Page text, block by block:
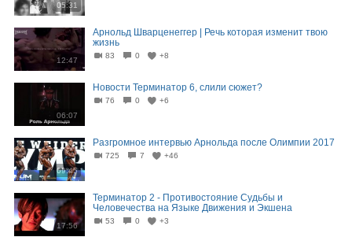
05:31
12:47
Арнольд Шварценеггер | Речь которая изменит твою
жизнь
83 0 +8
06:07
Новости Терминатор 6, слили сюжет?
76 0 +6
09:45
Разгромное интервью Арнольда после Олимпии 2017
725 7 +46
17:56
Терминатор 2 - Противостояние Судьбы и
Человечества на Языке Движения и Экшена
53 0 +3